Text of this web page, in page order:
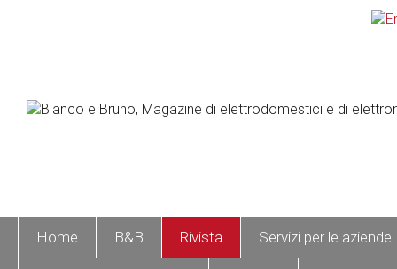
Home B&B Rivista Servizi per le aziende